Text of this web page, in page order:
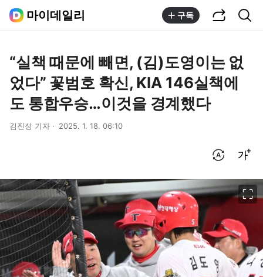
마이데일리 구독
“실책 때문에 빼면, (김)도영이는 없
었다” 꽃범호 확신, KIA 146실책에
도 통합우승…이것을 경계했다
김진성 기자 2025. 1. 18. 06:10